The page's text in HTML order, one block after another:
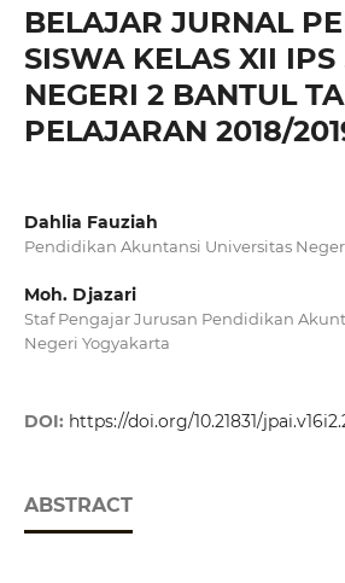
BELAJAR JURNAL
SISWA KELAS XII IPS
NEGERI 2 BANTUL
PELAJARAN 2018/
Dahlia Fauziah
Pendidikan Akuntansi Universitas
Moh. Djazari
Staf Pengajar Jurusan Pendidikan
Negeri Yogyakarta
DOI: https://doi.org/10.21831/
ABSTRACT